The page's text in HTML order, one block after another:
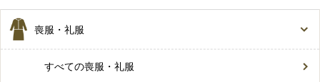
喪服・礼服
すべての喪服・礼服